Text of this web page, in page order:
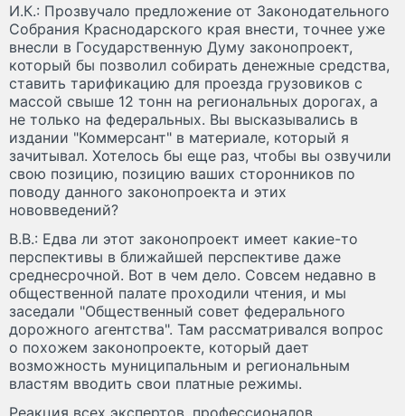
И.К.: Прозвучало предложение от Законодательного
Собрания Краснодарского края внести, точнее уже
внесли в Государственную Думу законопроект,
который бы позволил собирать денежные средства,
ставить тарификацию для проезда грузовиков с
массой свыше 12 тонн на региональных дорогах, а
не только на федеральных. Вы высказывались в
издании "Коммерсант" в материале, который я
зачитывал. Хотелось бы еще раз, чтобы вы озвучили
свою позицию, позицию ваших сторонников по
поводу данного законопроекта и этих
нововведений?
В.В.: Едва ли этот законопроект имеет какие-то
перспективы в ближайшей перспективе даже
среднесрочной. Вот в чем дело. Совсем недавно в
общественной палате проходили чтения, и мы
заседали "Общественный совет федерального
дорожного агентства". Там рассматривался вопрос
о похожем законопроекте, который дает
возможность муниципальным и региональным
властям вводить свои платные режимы.
Реакция всех экспертов, профессионалов,